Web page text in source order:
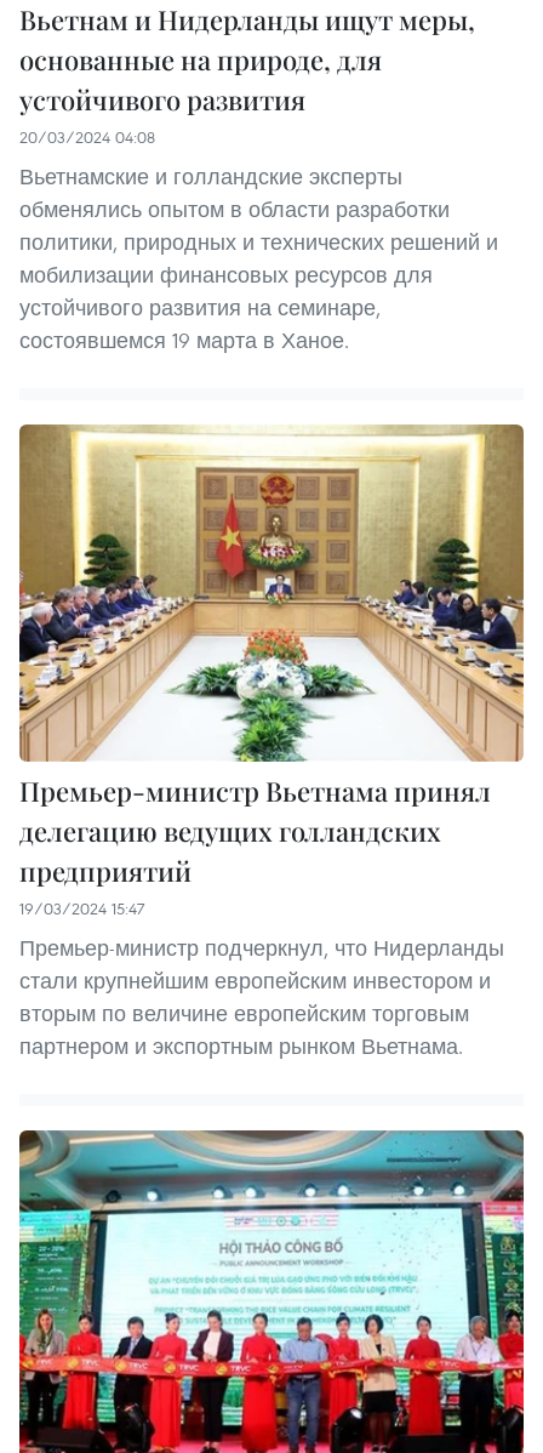
Вьетнам и Нидерланды ищут меры,
основанные на природе, для
устойчивого развития
20/03/2024 04:08
Вьетнамские и голландские эксперты
обменялись опытом в области разработки
политики, природных и технических решений и
мобилизации финансовых ресурсов для
устойчивого развития на семинаре,
состоявшемся 19 марта в Ханое.
Премьер-министр Вьетнама принял
делегацию ведущих голландских
предприятий
19/03/2024 15:47
Премьер-министр подчеркнул, что Нидерланды
стали крупнейшим европейским инвестором и
вторым по величине европейским торговым
партнером и экспортным рынком Вьетнама.